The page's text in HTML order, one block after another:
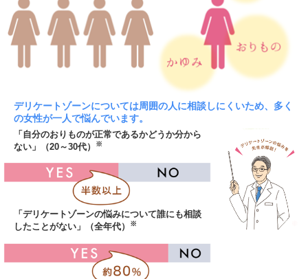
デリケートゾーンについては周囲の人に相談しにくいため、多く
の女性が一人で悩んでいます。
「自分のおりものが正常であるかどうか分から
ない」（20～30代）
※
「デリケートゾーンの悩みについて誰にも相談
したことがない」（全年代）
※